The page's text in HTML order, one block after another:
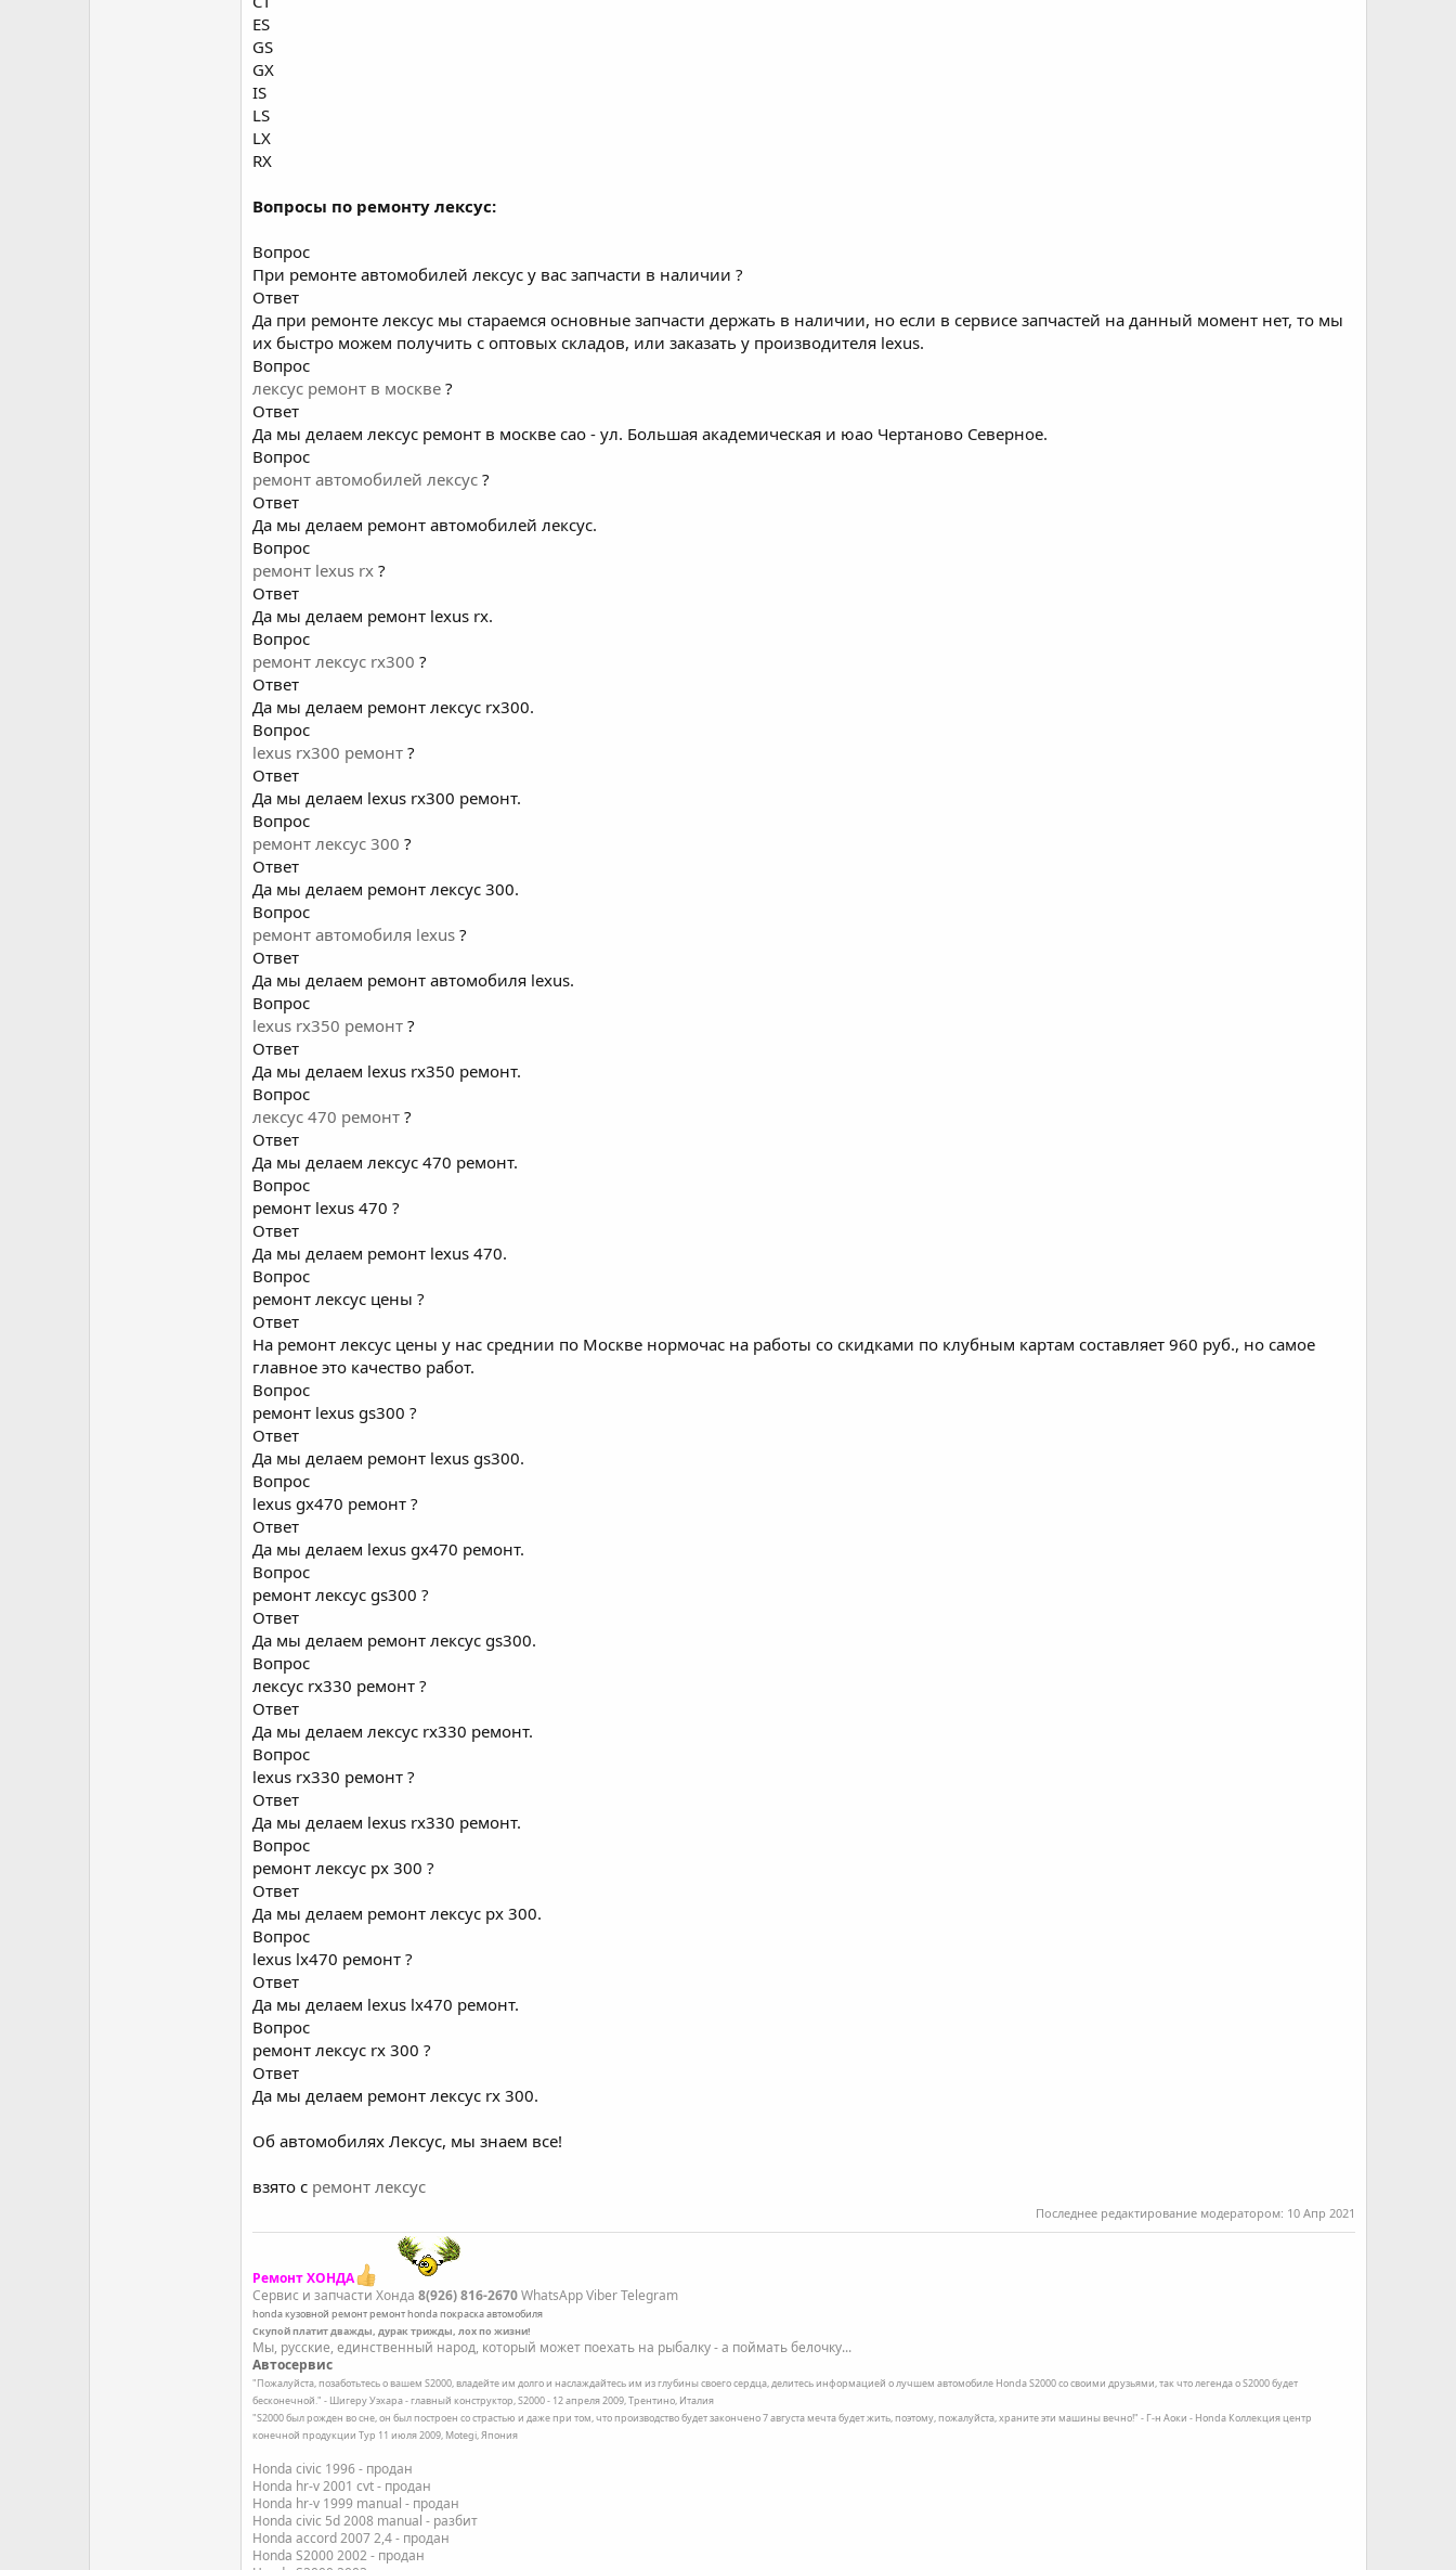
ES
GS
GX
IS
LS
LX
RX
Вопросы по ремонту лексус:
Вопрос
При ремонте автомобилей лексус у вас запчасти в наличии ?
Ответ
Да при ремонте лексус мы стараемся основные запчасти держать в наличии, но если в сервисе запчастей на данный момент нет, то мы
их быстро можем получить с оптовых складов, или заказать у производителя lexus.
Вопрос
лексус ремонт в москве ?
Ответ
Да мы делаем лексус ремонт в москве сао - ул. Большая академическая и юао Чертаново Северное.
Вопрос
ремонт автомобилей лексус ?
Ответ
Да мы делаем ремонт автомобилей лексус.
Вопрос
ремонт lexus rx ?
Ответ
Да мы делаем ремонт lexus rx.
Вопрос
ремонт лексус rx300 ?
Ответ
Да мы делаем ремонт лексус rx300.
Вопрос
lexus rx300 ремонт ?
Ответ
Да мы делаем lexus rx300 ремонт.
Вопрос
ремонт лексус 300 ?
Ответ
Да мы делаем ремонт лексус 300.
Вопрос
ремонт автомобиля lexus ?
Ответ
Да мы делаем ремонт автомобиля lexus.
Вопрос
lexus rx350 ремонт ?
Ответ
Да мы делаем lexus rx350 ремонт.
Вопрос
лексус 470 ремонт ?
Ответ
Да мы делаем лексус 470 ремонт.
Вопрос
ремонт lexus 470 ?
Ответ
Да мы делаем ремонт lexus 470.
Вопрос
ремонт лексус цены ?
Ответ
На ремонт лексус цены у нас среднии по Москве нормочас на работы со скидками по клубным картам составляет 960 руб., но самое
главное это качество работ.
Вопрос
ремонт lexus gs300 ?
Ответ
Да мы делаем ремонт lexus gs300.
Вопрос
lexus gx470 ремонт ?
Ответ
Да мы делаем lexus gx470 ремонт.
Вопрос
ремонт лексус gs300 ?
Ответ
Да мы делаем ремонт лексус gs300.
Вопрос
лексус rx330 ремонт ?
Ответ
Да мы делаем лексус rx330 ремонт.
Вопрос
lexus rx330 ремонт ?
Ответ
Да мы делаем lexus rx330 ремонт.
Вопрос
ремонт лексус рх 300 ?
Ответ
Да мы делаем ремонт лексус рх 300.
Вопрос
lexus lx470 ремонт ?
Ответ
Да мы делаем lexus lx470 ремонт.
Вопрос
ремонт лексус rx 300 ?
Ответ
Да мы делаем ремонт лексус rx 300.
Об автомобилях Лексус, мы знаем все!
взято с ремонт лексус
Последнее редактирование модератором: 10 Апр 2021
Ремонт ХОНДА
Сервис и запчасти Хонда 8(926) 816-2670WhatsApp Viber Telegram
hondaкузовной ремонтремонт hondaпокраска автомобиля
Скупой платит дважды, дурак трижды, лох по жизни!
Мы, русские, единственный народ, который может поехать на рыбалку - а поймать белочку...
Автосервис
"Пожалуйста, позаботьтесь о вашем S2000, владейте им долго и наслаждайтесь им из глубины своего сердца, делитесь информацией о лучшем автомобиле Honda S2000 со своими друзьями, так что легенда о S2000 будет
бесконечной." - Шигеру Уэхара - главный конструктор, S2000 - 12 апреля 2009, Трентино, Италия
"S2000 был рожден во сне, он был построен со страстью и даже при том, что производство будет закончено 7 августа мечта будет жить, поэтому, пожалуйста, храните эти машины вечно!" - Г-н Аоки - Honda Коллекция центр
конечной продукции Тур 11 июля 2009, Motegi, Япония
Honda civic 1996 - продан
Honda hr-v 2001 cvt - продан
Honda hr-v 1999 manual - продан
Honda civic 5d 2008 manual - разбит
Honda accord 2007 2,4 - продан
Honda S2000 2002 - продан